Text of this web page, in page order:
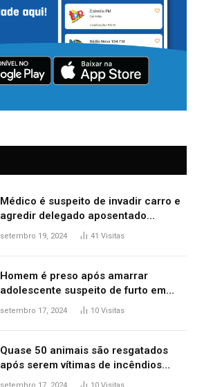
Médico é suspeito de invadir carro e
agredir delegado aposentado
durante confusão no trânsito
setembro 19, 2024 41 Visitas
Homem é preso após amarrar
adolescente suspeito de furto em
estaca de cerca e agredi-lo
setembro 17, 2024 10 Visitas
Quase 50 animais são resgatados
após serem vítimas de incêndios
florestais no Tocantins
setembro 17, 2024 10 Visitas